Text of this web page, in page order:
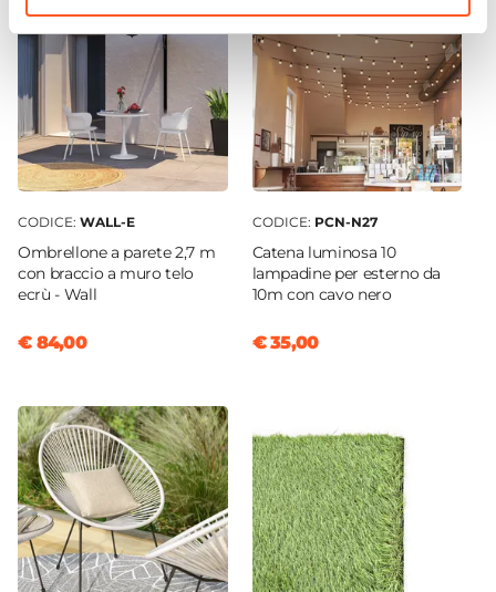
CODICE: WALL-E
Ombrellone a parete 2,7 m
con braccio a muro telo
ecrù - Wall
€ 84,00
CODICE: PCN-N27
Catena luminosa 10
lampadine per esterno da
10m con cavo nero
€ 35,00